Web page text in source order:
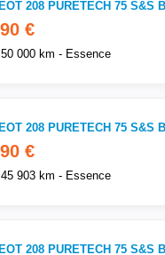
208 PURETECH 75 S&S
€
000 km - Essence
208 PURETECH 75 S&S
€
903 km - Essence
208 PURETECH 75 S&S